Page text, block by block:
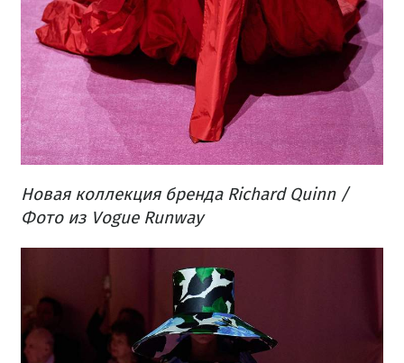
Новая коллекция бренда Richard Quinn /
Фото из Vogue Runway